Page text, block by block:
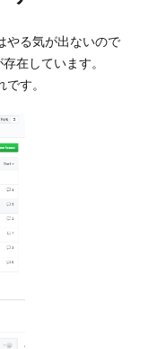
やる気が出ないので
在しています。
す。